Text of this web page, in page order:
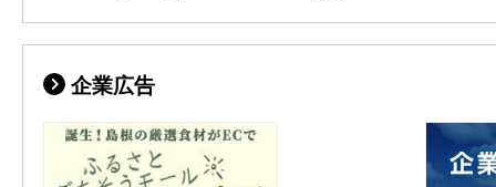
企業広告